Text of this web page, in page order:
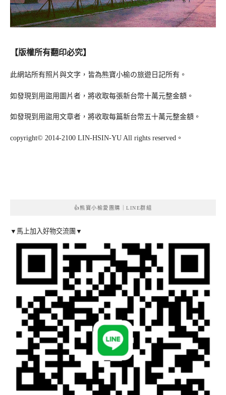
【版權所有翻印必究】
此網站所有照片與文字，皆為熊寶小榆の旅遊日記所有。
如發現到用盜用圖片者，將收取每張新台幣十萬元整金額。
如發現到用盜用文章者，將收取每篇新台幣五十萬元整金額。
copyright© 2014-2100 LIN-HSIN-YU All rights reserved。
👍熊寶小榆愛團購｜LINE群組
▼馬上加入好物交流團▼